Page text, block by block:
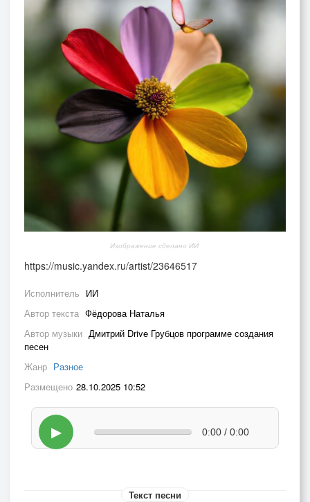
Изображение сделано ИИ
https://music.yandex.ru/artist/23646517
Исполнитель ИИ
Автор текста Фёдорова Наталья
Автор музыки Дмитрий Drive Грубцов программе создания
песен
Жанр Разное
Размещено 28.10.2025 10:52
▶ 0:00 / 0:00
Текст песни